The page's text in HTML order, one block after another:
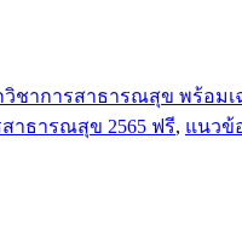
ชาการสาธารณสุข พร้อมเ
าธารณสุข 2565 ฟรี, แนวข้